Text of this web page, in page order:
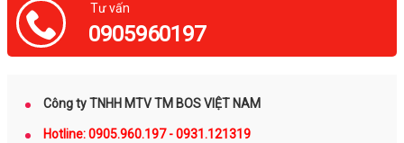
Tư vấn
0905960197
Công ty TNHH MTV TM BOS VIỆT NAM
Hotline: 0905.960.197 - 0931.121319